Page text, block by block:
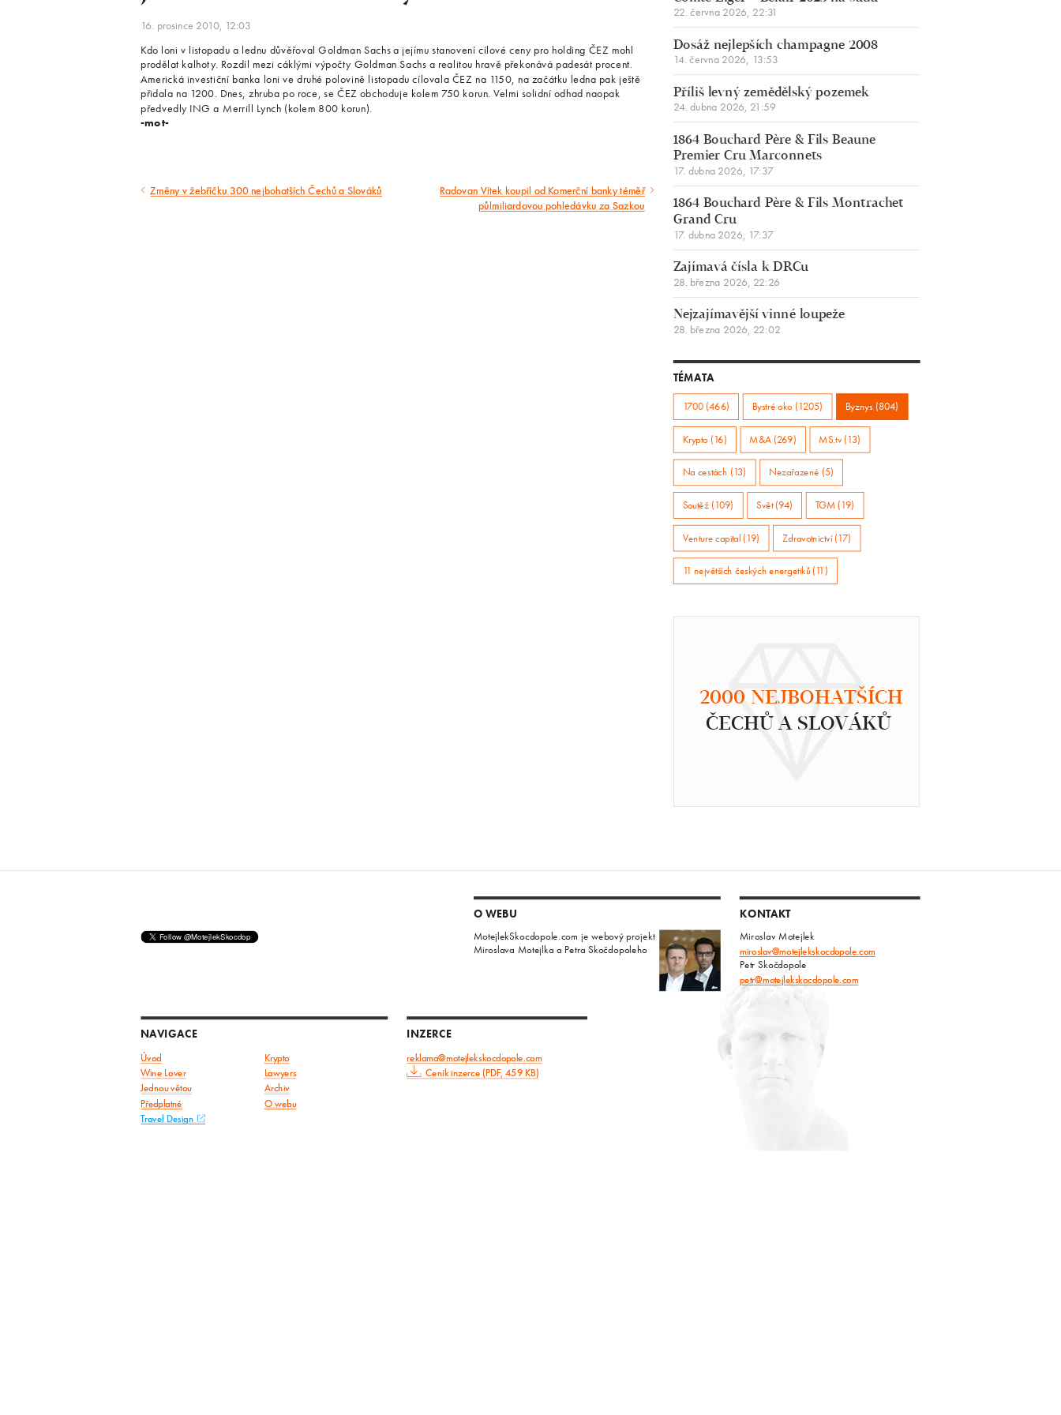
16. prosince 2010, 12:03
Kdo loni v listopadu a lednu důvěřoval Goldman Sachs a jejímu stanovení cílové ceny pro holding ČEZ mohl
prodělat kalhoty. Rozdíl mezi cáklými výpočty Goldman Sachs a realitou hravě překonává padesát procent.
Americká investiční banka loni ve druhé polovině listopadu cílovala ČEZ na 1150, na začátku ledna pak ještě
přidala na 1200. Dnes, zhruba po roce, se ČEZ obchoduje kolem 750 korun. Velmi solidní odhad naopak
předvedly ING a Merrill Lynch (kolem 800 korun).
-mot-
Předcházející
Změny v žebříčku 300 nejbohatších Čechů a Slováků
Následující
Radovan Vítek koupil od Komerční banky téměř
půlmiliardovou pohledávku za Sazkou
22. června 2026, 22:31
Dosáž nejlepších champagne 2008
14. června 2026, 13:53
Příliš levný zemědělský pozemek
24. dubna 2026, 21:59
1864 Bouchard Père & Fils Beaune
Premier Cru Marconnets
17. dubna 2026, 17:37
1864 Bouchard Père & Fils Montrachet
Grand Cru
17. dubna 2026, 17:37
Zajímavá čísla k DRCu
28. března 2026, 22:26
Nejzajímavější vinné loupeže
28. března 2026, 22:02
TÉMATA
1700 (466) Bystré oko (1205) Byznys (804)
Krypto (16) M&A (269) MS.tv (13)
Na cestách (13) Nezařazené (5)
Soutěž (109) Svět (94) TGM (19)
Venture capital (19) Zdravotnictví (17)
11 největších českých energetiků (11)
2000 NEJBOHATŠÍCH
ČECHŮ A SLOVÁKŮ
O WEBU
MotejlekSkocdopole.com je webový projekt
Miroslava Motejlka a Petra Skočdopoleho
KONTAKT
Miroslav Motejlek
miroslav@motejlekskocdopole.com
Petr Skočdopole
petr@motejlekskocdopole.com
NAVIGACE
Úvod Krypto
Wine Lover
Lawyers
Jednou větou
Archiv
Předplatné O webu
Travel Design
INZERCE
reklama@motejlekskocdopole.com
Ceník inzerce (PDF, 459 KB)